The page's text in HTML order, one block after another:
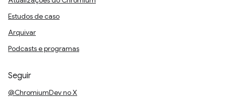
Estudos de caso
Arquivar
Podcasts e programas
Seguir
@ChromiumDev no X